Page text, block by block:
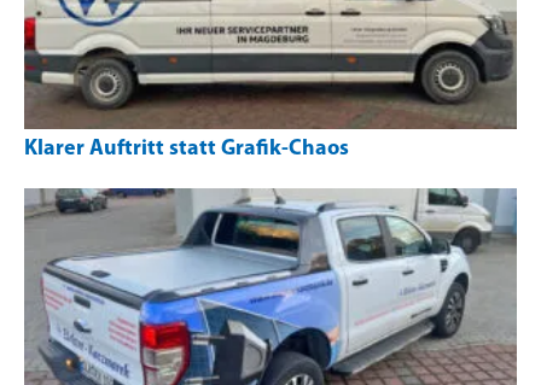
Klarer Auftritt statt Grafik-Chaos